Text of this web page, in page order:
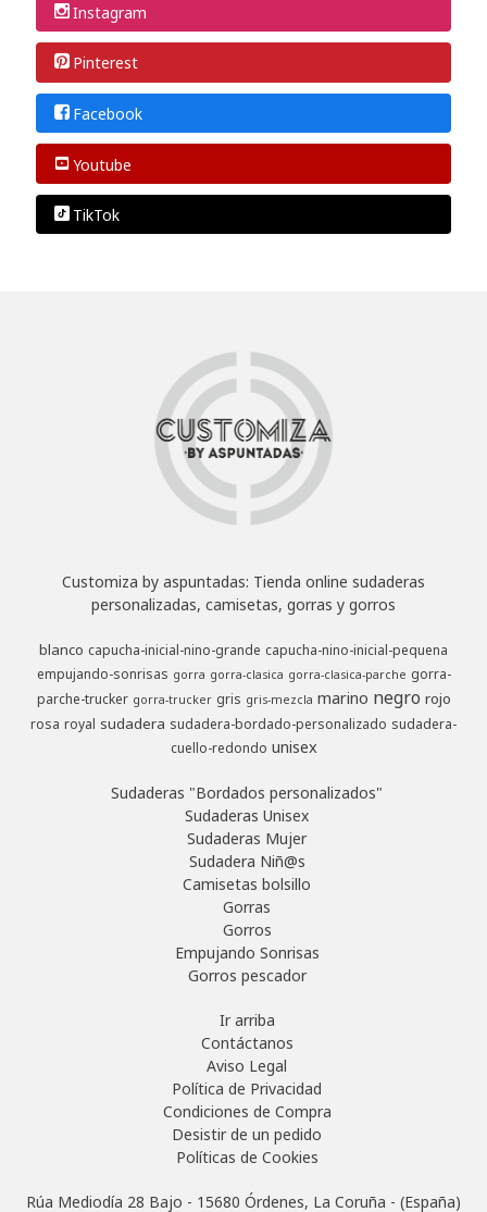
Instagram
Pinterest
Facebook
Youtube
TikTok
Customiza by aspuntadas: Tienda online sudaderas
personalizadas, camisetas, gorras y gorros
blanco capucha-inicial-nino-grande capucha-nino-inicial-pequena
empujando-sonrisas gorra gorra-clasica gorra-clasica-parche gorra-
parche-trucker gorra-trucker gris gris-mezcla marino negro rojo
rosa royal sudadera sudadera-bordado-personalizado sudadera-
cuello-redondo unisex
Sudaderas "Bordados personalizados"
Sudaderas Unisex
Sudaderas Mujer
Sudadera Niñ@s
Camisetas bolsillo
Gorras
Gorros
Empujando Sonrisas
Gorros pescador
Ir arriba
Contáctanos
Aviso Legal
Política de Privacidad
Condiciones de Compra
Desistir de un pedido
Políticas de Cookies
Rúa Mediodía 28 Bajo - 15680 Órdenes, La Coruña - (España)